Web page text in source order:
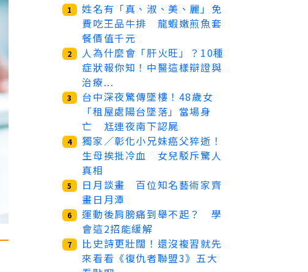
1
姓名有「真、淑、美、麗」免
費吃王品牛排 龍蝦嫩煎魚套
餐價值千元
2
人為什麼會「肝火旺」？10種
症狀報你知！中醫這樣辯證與
治療...
3
台中深夜驚傳墜樓！48歲女
「租屋處陽台墜落」當場身
亡 尪連夜南下認屍
4
獨家／彰化小兄妹癌父猝逝！
生母挨批冷血 女兒駁斥驚人
真相
5
日月談畫 百位知名藝術家齊
畫日月潭
6
運動後肩膀痛到舉不起？ 學
會這2招能緩解
7
比史詩更壯闊！還沒複習就先
來看看《復仇者聯盟3》五大